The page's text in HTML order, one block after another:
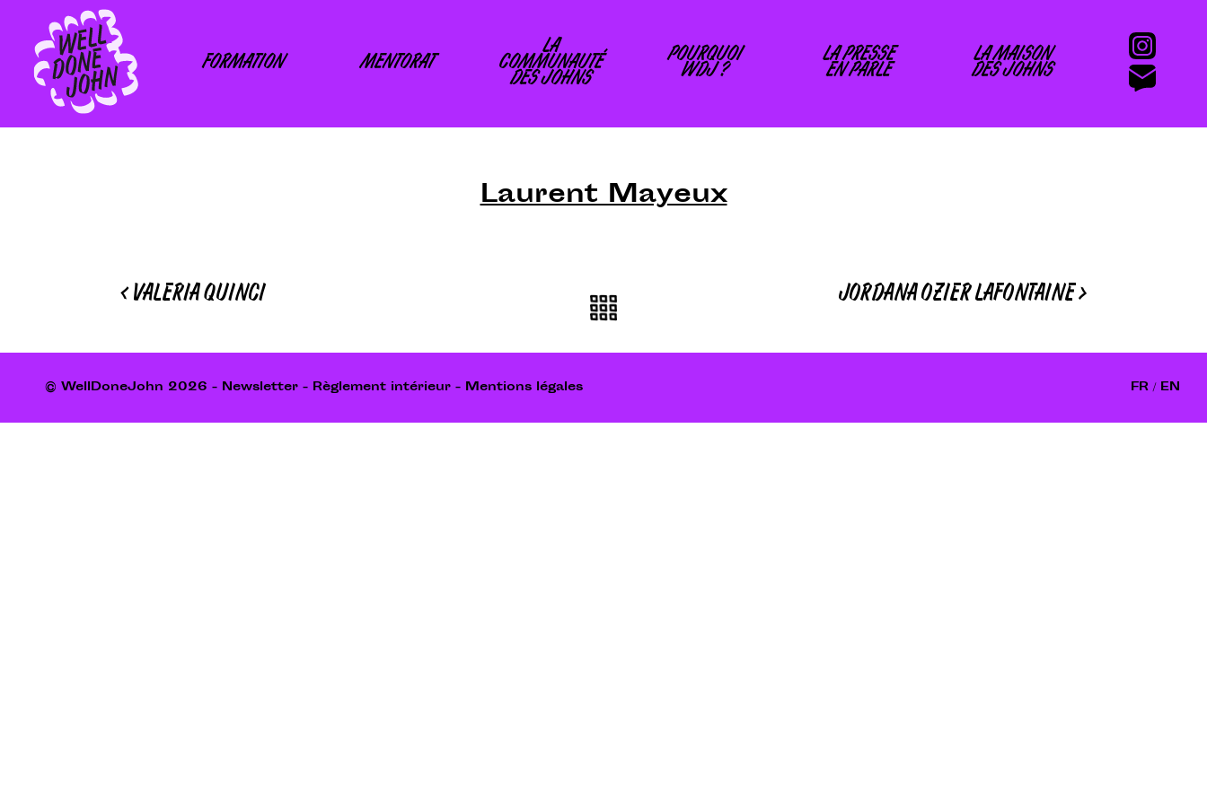
content
FORMATION MENTORAT
LA
COMMUNAUTÉ
DES JOHNS
POURQUOI
WDJ ?
LA PRESSE
EN PARLE
LA MAISON
DES JOHNS
Laurent Mayeux
Navigation
< VALERIA QUINCI JORDANA OZIER LAFONTAINE >
© WellDoneJohn 2026 - Newsletter - Règlement intérieur - Mentions légales FR / EN